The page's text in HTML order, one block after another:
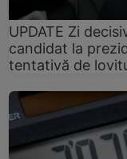
UPDATE Zi
candidat la
tentativă de